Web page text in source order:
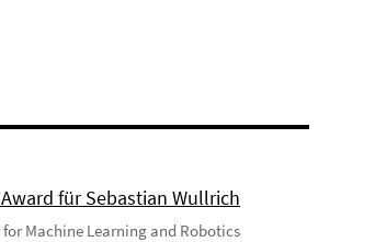
für Sebastian Wullrich
for Machine Learning and Robotics